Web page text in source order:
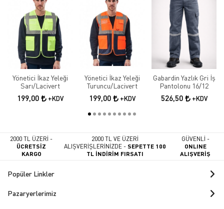
Yönetici İkaz Yeleği
Sarı/Lacivert
199,00 +KDV
Yönetici İkaz Yeleği
Turuncu/Lacivert
199,00 +KDV
Gabardin Yazlık Gri İş
Pantolonu 16/12
526,50 +KDV
2000 TL ÜZERİ -
ÜCRETSİZ
KARGO
2000 TL VE ÜZERİ
ALIŞVERİŞLERİNİZDE -SEPETTE 100
TL İNDİRİM FIRSATI
GÜVENLİ -
ONLINE
ALIŞVERİŞ
Popüler Linkler
Pazaryerlerimiz